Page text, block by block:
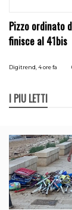
Pizzo ordinato
finisce al 41bis
Digitrend,4 ore fa
I PIÙ LETTI